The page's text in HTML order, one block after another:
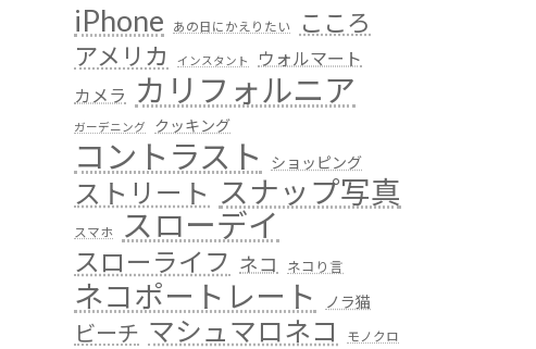
iPhone あの日にかえりたい
こころ
アメリカ
インスタント
ウォルマート
カメラ
カリフォルニア
ガーデニング クッキング
コントラスト ショッピング
ストリート スナップ写真
スマホ スローデイ
スローライフ ネコ ネコり言
ネコポートレート ノラ猫
ビーチ マシュマロネコ モノクロ